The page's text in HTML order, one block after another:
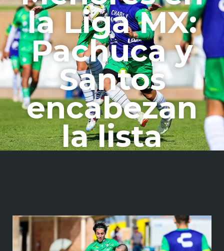
la Liga MX:
Pachuca y
Santos
encabezan
la lista